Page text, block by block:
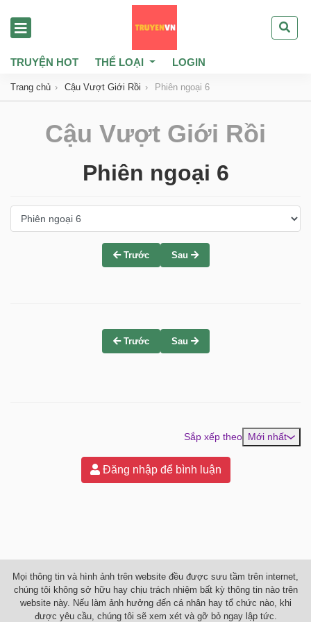
TRUYỆN HOT THỂ LOẠI LOGIN
Trang chủ Cậu Vượt Giới Rồi Phiên ngoại 6
Cậu Vượt Giới Rồi
Phiên ngoại 6
Trước Sau
Trước Sau
Sắp xếp theo Mới nhất
Đăng nhập để bình luận
Mọi thông tin và hình ảnh trên website đều được sưu tầm trên internet,
chúng tôi không sở hữu hay chịu trách nhiệm bất kỳ thông tin nào trên
website này. Nếu làm ảnh hưởng đến cá nhân hay tổ chức nào, khi
được yêu cầu, chúng tôi sẽ xem xét và gỡ bỏ ngay lập tức.